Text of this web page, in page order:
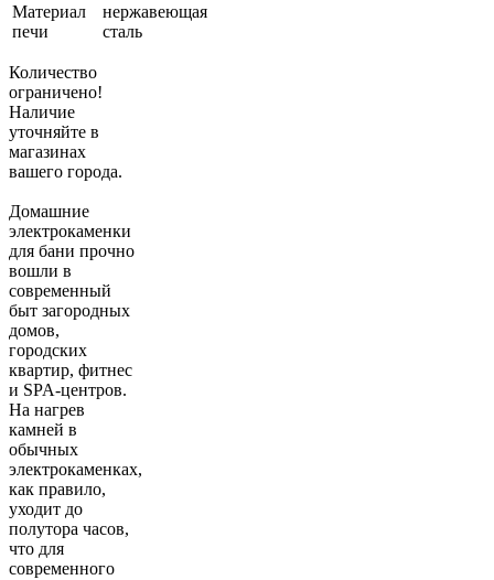
Материал
печи
нержавеющая
сталь
Количество
ограничено!
Наличие
уточняйте в
магазинах
вашего города.
Домашние
электрокаменки
для бани прочно
вошли в
современный
быт загородных
домов,
городских
квартир, фитнес
и SPA-центров.
На нагрев
камней в
обычных
электрокаменках,
как правило,
уходит до
полутора часов,
что для
современного